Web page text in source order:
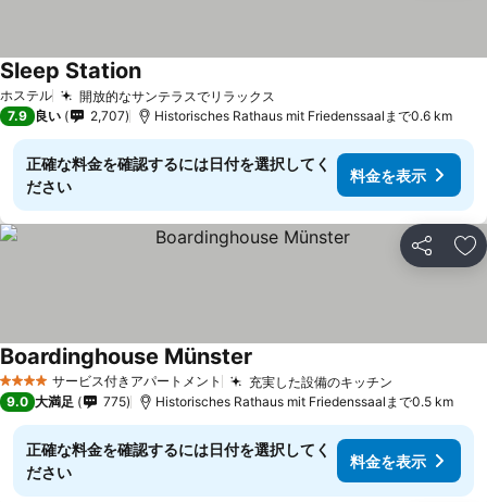
ホステル 開放的なサンテラスでリラックス
Sleep Station
7.9 良い 2,707 Historisches Rathaus mit Friedenssaalまで0.6 km
正確な料金を確認するには日付を選択してく
ださい
料金を表示
シェア お
4 ホテルのランクサービス付きアパートメント 充実した設備のキッチン
Boardinghouse Münster
9.0 大満足 775 Historisches Rathaus mit Friedenssaalまで0.5 km
正確な料金を確認するには日付を選択してく
ださい
料金を表示